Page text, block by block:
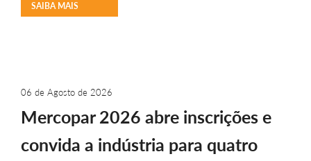
SAIBA MAIS
06 de Agosto de 2026
Mercopar 2026 abre inscrições e
convida a indústria para quatro